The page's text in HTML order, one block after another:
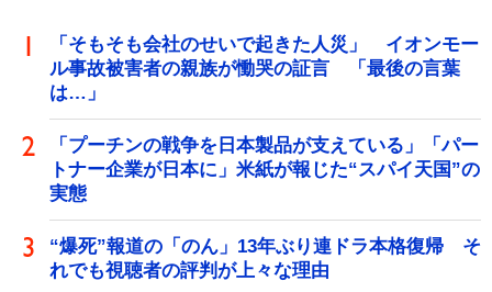
「そもそも会社のせいで起きた人災」 イオンモー
ル事故被害者の親族が慟哭の証言 「最後の言葉
は…」
「プーチンの戦争を日本製品が支えている」「パー
トナー企業が日本に」米紙が報じた“スパイ天国”の
実態
“爆死”報道の「のん」13年ぶり連ドラ本格復帰 そ
れでも視聴者の評判が上々な理由